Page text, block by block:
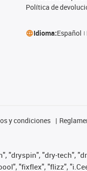
Política de
Idioma:Español
y condiciones
"dryspin", "dry-tech",
"fixflex", "flizz",